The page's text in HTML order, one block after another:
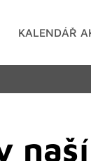
KALENDÁŘ